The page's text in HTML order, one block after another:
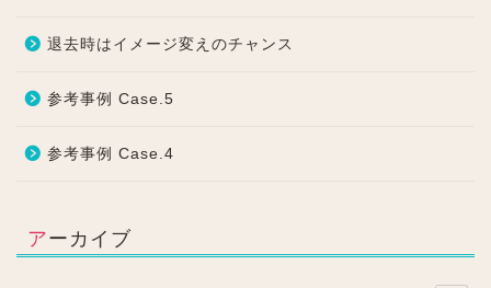
退去時はイメージ変えのチャンス
参考事例 Case.5
参考事例 Case.4
アーカイブ